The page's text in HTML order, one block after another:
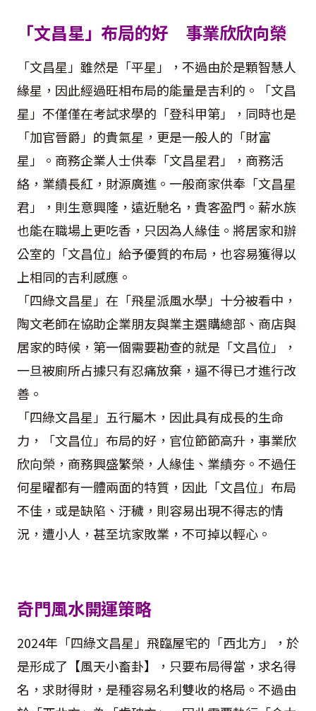
「文昌星」布局的好 事業欣欣向榮
「文昌星」雖然是「平星」，不過由於是顆智慧人
緣星，因此經過旺相布局的能量是吉利的。「文昌
星」不僅僅在考試求學的「登科甲第」，同時也是
「加官晉爵」的貴氣星，更是一般人的「財富
星」。商務企業人士供奉「文昌星君」，商務活
絡，業績長紅，財源廣進。一般商家供奉「文昌星
君」，則生意興隆，遠近馳名，貴客盈門。薪水族
也能在職場上更吃香，只因為人緣佳。將居家和辦
公室的「文昌位」給予優質的布局，也容易獲得以
上相同的吉利感應。
「四綠文昌星」在「飛星派風水學」十分被看中，
陶文老師在協助企業朋友與業主選購總部、商店與
居家的時候，第一個需要勘查的就是「文昌位」，
一旦被廁所占據只有忍痛放棄，逼不得已才進行改
善。
「四綠文昌星」五行屬木，因此具有成長的生命
力，「文昌位」布局的好，官位節節高升，事業欣
欣向榮，商務興盛繁榮，人緣佳、業績夯。不過任
何星曜都有一體兩面的特質，因此「文昌位」布局
不佳，或是缺陷、汙穢，則容易出現不得志的情
況，遭小人，甚至坑家敗業，不可掉以輕心。
奇門風水開運策略
2024年「四綠文昌星」飛臨屋宅的「西北方」，於
是形成了【風天小畜卦】，只要布局得當，求名得
名，求財得財，是種容易名利雙收的格局。不過由